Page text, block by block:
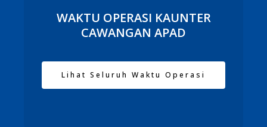
WAKTU OPERASI KAUNTER
CAWANGAN APAD
Lihat Seluruh Waktu Operasi